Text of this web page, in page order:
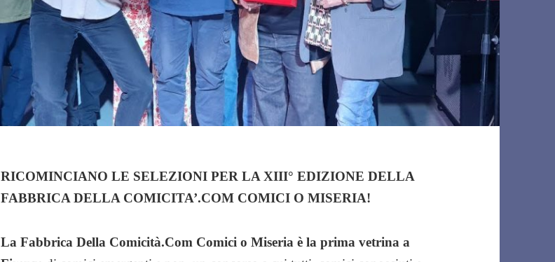
RICOMINCIANO LE SELEZIONI PER LA XIII° EDIZIONE DELLA
FABBRICA DELLA COMICITA’.COM COMICI O MISERIA!
La Fabbrica Della Comicità.Com Comici o Miseria è la prima vetrina a